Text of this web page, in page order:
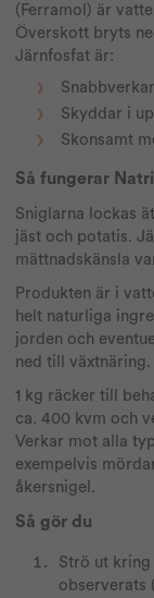
(Ferramol) är
Överskott bryts
Järnfosfat är:
Skyddar i
Skonsamt
Så fungerar
Sniglarna lockas
jäst och potatis.
mättnadskänsla
Produkten är i
helt naturliga
jorden och
ned till växtnäring.
1 kg räcker till
ca. 400 kvm och
Verkar mot alla
exempelvis
åkersnigel.
Så gör du
Strö ut
observerats